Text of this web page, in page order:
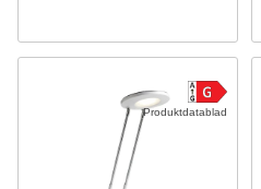
Produktdatablad